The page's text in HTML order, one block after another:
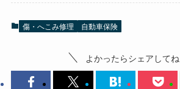
傷・へこみ修理 自動車保険
よかったらシェアしてね